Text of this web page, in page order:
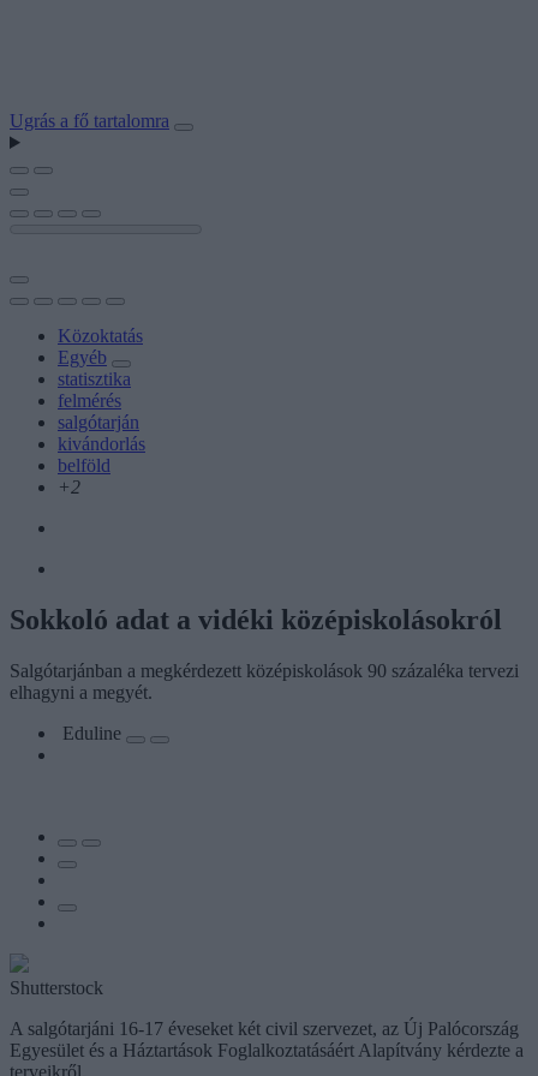
Ugrás a fő tartalomra
Közoktatás
Egyéb
statisztika
felmérés
salgótarján
kivándorlás
belföld
+2
Sokkoló adat a vidéki középiskolásokról
Salgótarjánban a megkérdezett középiskolások 90 százaléka tervezi
elhagyni a megyét.
Eduline
Shutterstock
A salgótarjáni 16-17 éveseket két civil szervezet, az Új Palócország
Egyesület és a Háztartások Foglalkoztatásáért Alapítvány kérdezte a
terveikről.